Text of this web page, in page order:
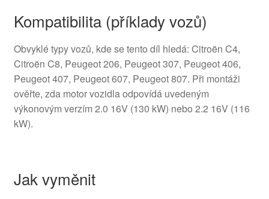
Kompatibilita (příklady vozů)
Obvyklé typy vozů, kde se tento díl hledá: Citroën C4,
Citroën C8, Peugeot 206, Peugeot 307, Peugeot 406,
Peugeot 407, Peugeot 607, Peugeot 807. Při montáži
ověřte, zda motor vozidla odpovídá uvedeným
výkonovým verzím 2.0 16V (130 kW) nebo 2.2 16V (116
kW).
Jak vyměnit